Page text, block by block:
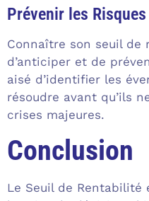
Prévenir les Risques
Connaître son seuil
d’anticiper et de
aisé d’identifier les
résoudre avant qu’ils
crises majeures.
Conclusion
Le Seuil de